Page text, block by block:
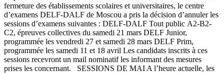
fermeture des établissements scolaires et universitaires, le centre
d’examens DELF-DALF de Moscou a pris la décision d’annuler les
sessions d’examens suivantes : DELF-DALF Tout public А2-В2-
С2, épreuves collectives du samedi 21 mars DELF Junior,
programmée les vendredi 27 et samedi 28 mars DELF Prim,
programmée les samedi 11 et 18 avril Les candidats inscrits à ces
sessions recevront un mail nominatif les informant des mesures
prises les concernant. SESSIONS DE MAI A l’heure actuelle, les